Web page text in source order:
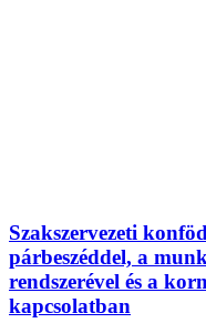
Szakszervezeti
párbeszéddel, a
rendszerével és a
kapcsolatban